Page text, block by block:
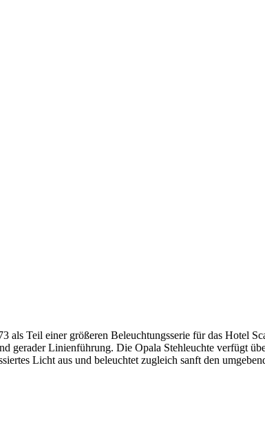
Teil einer größeren Beleuchtungsserie für das Hotel
gerader Linienführung. Die Opala Stehleuchte verfügt
Licht aus und beleuchtet zugleich sanft den